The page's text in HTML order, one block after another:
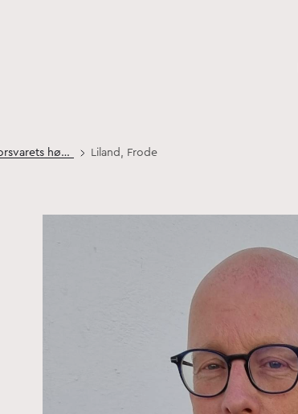
Ansatte ved Forsvarets høgskole Liland, Frode